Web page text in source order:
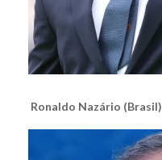
Ronaldo Nazário (Brasil)